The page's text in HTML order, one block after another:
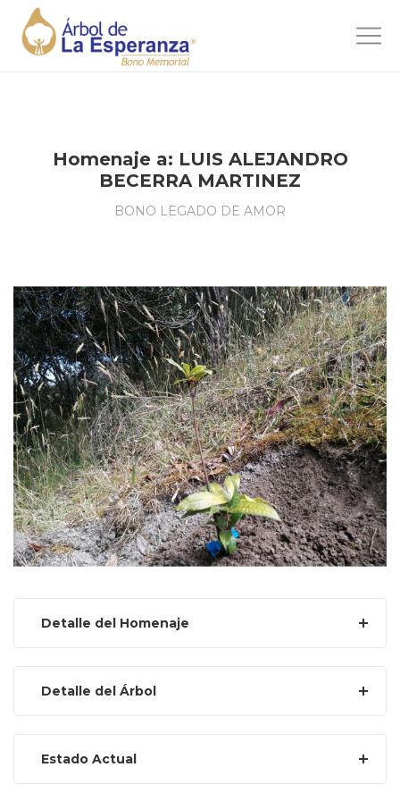
Homenaje a: LUIS ALEJANDRO
BECERRA MARTINEZ
BONO LEGADO DE AMOR
Detalle del Homenaje
Detalle del Árbol
Estado Actual